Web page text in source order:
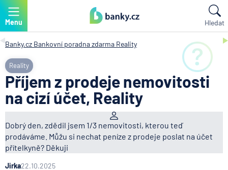
Menu Hledat
Banky.cz Bankovní poradna zdarma Reality
Reality
Příjem z prodeje nemovitosti
na cizí účet, Reality
Dobrý den, zdědil jsem 1/3 nemovitosti, kterou teď
prodáváme. Můžu si nechat peníze z prodeje poslat na účet
přítelkyně? Děkuji
Jirka22.10.2025